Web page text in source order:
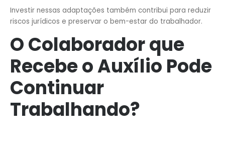
Investir nessas adaptações também contribui para reduzir
riscos jurídicos e preservar o bem-estar do trabalhador.
O Colaborador que
Recebe o Auxílio Pode
Continuar
Trabalhando?